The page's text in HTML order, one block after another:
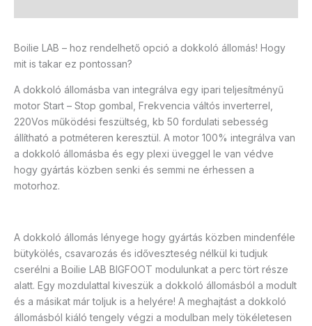
Boilie LAB – hoz rendelhető opció a dokkoló állomás! Hogy
mit is takar ez pontossan?
A dokkoló állomásba van integrálva egy ipari teljesítményű
motor Start – Stop gombal, Frekvencia váltós inverterrel,
220Vos működési feszültség, kb 50 fordulati sebesség
állítható a potméteren keresztül. A motor 100% integrálva van
a dokkoló állomásba és egy plexi üveggel le van védve
hogy gyártás közben senki és semmi ne érhessen a
motorhoz.
A dokkoló állomás lényege hogy gyártás közben mindenféle
bütykölés, csavarozás és időveszteség nélkül ki tudjuk
cserélni a Boilie LAB BIGFOOT modulunkat a perc tört része
alatt. Egy mozdulattal kiveszük a dokkoló állomásból a modult
és a másikat már toljuk is a helyére! A meghajtást a dokkoló
állomásból kiáló tengely végzi a modulban mely tökéletesen